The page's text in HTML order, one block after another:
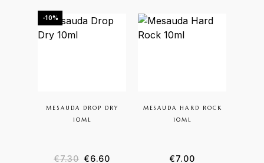
-10%
MESAUDA DROP DRY
10ML
€7.30 Il prezzo originale era: €7.30.
€6.60Il prezzo attuale è: €6.60.
MESAUDA HARD ROCK
10ML
€7.00